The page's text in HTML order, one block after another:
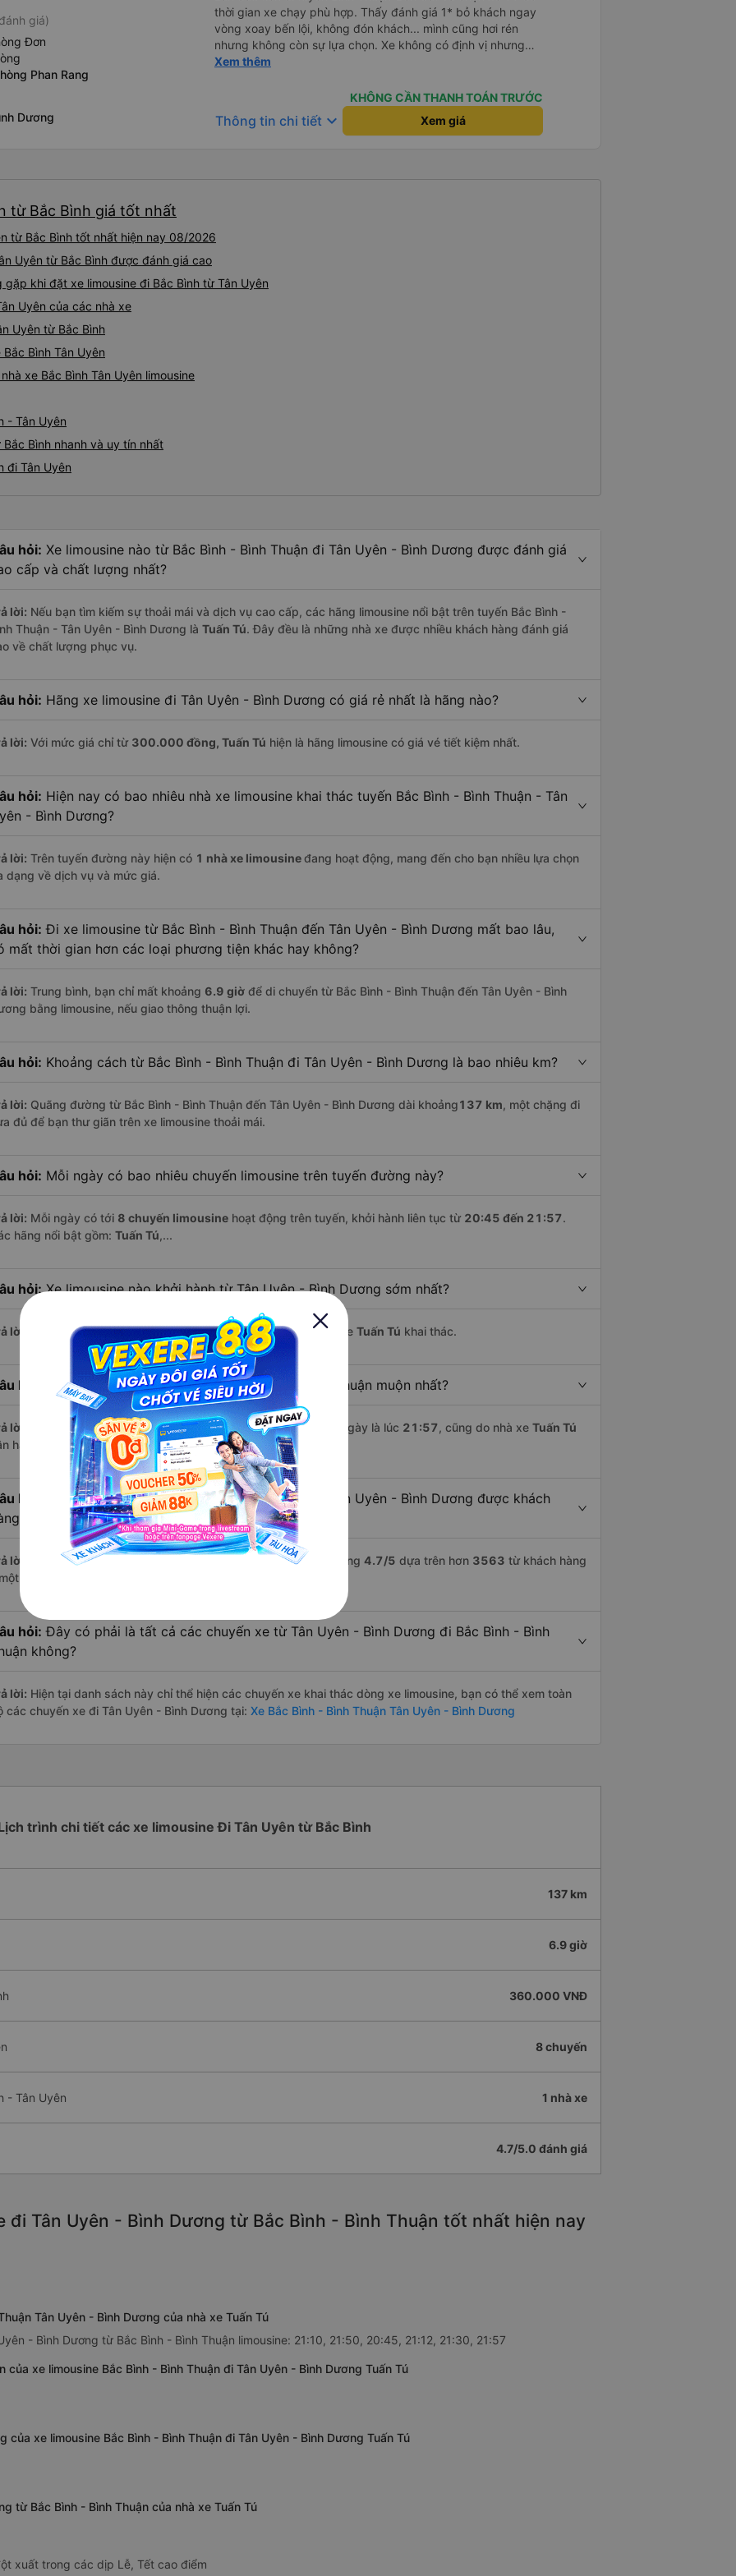
giá)
Đơn
Phan Rang
Dương
thời gian xe chạy phù hợp. Thấy đánh giá 1* bỏ khách ngay
vòng xoay bến lội, không đón khách... mình cũng hơi rén
nhưng không còn sự lựa chọn. Xe không có định vị nhưng
chạy đúng giờ, lệch có vài phút. Tài xế, phụ xe thân thiện,
nắp, nên hơi lạnh cứ phà phà. Điểm 10 cho chất lượng. Sẽ đi
Xem thêm
KHÔNG CẦN THANH TOÁN TRƯỚC
Thông tin chi tiết keyboard_arrow_down Xem giá
từ Bắc Bình giá tốt nhất
từ Bắc Bình tốt nhất hiện nay 08/2026
Uyên từ Bắc Bình được đánh giá cao
khi đặt xe limousine đi Bắc Bình từ Tân Uyên
Uyên của các nhà xe
Uyên từ Bắc Bình
Bình Tân Uyên
xe Bắc Bình Tân Uyên limousine
- Tân Uyên
Bình nhanh và uy tín nhất
đi Tân Uyên
hỏi: Xe limousine nào từ Bắc Bình - Bình Thuận đi Tân Uyên - Bình Dương được đánh giá
cấp và chất lượng nhất?
lời: Nếu bạn tìm kiếm sự thoải mái và dịch vụ cao cấp, các hãng limousine nổi bật trên tuyến Bắc Bình -
Thuận - Tân Uyên - Bình Dương là Tuấn Tú. Đây đều là những nhà xe được nhiều khách hàng đánh giá
về chất lượng phục vụ.
hỏi: Hãng xe limousine đi Tân Uyên - Bình Dương có giá rẻ nhất là hãng nào?
lời: Với mức giá chỉ từ 300.000 đồng, Tuấn Tú hiện là hãng limousine có giá vé tiết kiệm nhất.
hỏi: Hiện nay có bao nhiêu nhà xe limousine khai thác tuyến Bắc Bình - Bình Thuận - Tân
- Bình Dương?
lời: Trên tuyến đường này hiện có 1 nhà xe limousineđang hoạt động, mang đến cho bạn nhiều lựa chọn
dạng về dịch vụ và mức giá.
hỏi: Đi xe limousine từ Bắc Bình - Bình Thuận đến Tân Uyên - Bình Dương mất bao lâu,
mất thời gian hơn các loại phương tiện khác hay không?
lời: Trung bình, bạn chỉ mất khoảng 6.9 giờ để di chuyển từ Bắc Bình - Bình Thuận đến Tân Uyên - Bình
bằng limousine, nếu giao thông thuận lợi.
hỏi: Khoảng cách từ Bắc Bình - Bình Thuận đi Tân Uyên - Bình Dương là bao nhiêu km?
lời: Quãng đường từ Bắc Bình - Bình Thuận đến Tân Uyên - Bình Dương dài khoảng137 km, một chặng đi
đủ để bạn thư giãn trên xe limousine thoải mái.
hỏi: Mỗi ngày có bao nhiêu chuyến limousine trên tuyến đường này?
lời: Mỗi ngày có tới 8 chuyến limousine hoạt động trên tuyến, khởi hành liên tục từ 20:45 đến 21:57.
hãng nổi bật gồm: Tuấn Tú,...
hỏi:Xe limousine nào khởi hành từ Tân Uyên - Bình Dương sớm nhất?
lời: Chuyến limousine sớm nhất khởi hành lúc20:45, do nhà xe Tuấn Tú khai thác.
hỏi: Xe limousine nào khởi hành từ Bắc Bình - Bình Thuận muộn nhất?
lời: Nếu bạn muốn đi chuyến muộn, lựa chọn cuối cùng trong ngày là lúc 21:57, cũng do nhà xe Tuấn Tú
hành.
hỏi:
Xe limousine nào từ Bắc Bình - Bình Thuận đi Tân Uyên - Bình Dương được khách
đánh giá tốt nhất?
lời: Trong số các hãng, nổi bật nhất với điểm chất lượng 4.7/5 dựa trên hơn 3563 từ khách hàng
con số minh chứng cho dịch vụ cao cấp và uy tín.
hỏi: Đây có phải là tất cả các chuyến xe từ Tân Uyên - Bình Dương đi Bắc Bình - Bình
không?
lời: Hiện tại danh sách này chỉ thể hiện các chuyến xe khai thác dòng xe limousine, bạn có thể xem toàn
các chuyến xe đi Tân Uyên - Bình Dương tại: Xe Bắc Bình - Bình Thuận Tân Uyên - Bình Dương
trình chi tiết các xe limousine Đi Tân Uyên từ Bắc Bình
137 km
6.9 giờ
360.000 VNĐ
8 chuyến
- Tân Uyên 1 nhà xe
4.7/5.0 đánh giá
đi Tân Uyên - Bình Dương từ Bắc Bình - Bình Thuận tốt nhất hiện nay
Tân Uyên - Bình Dương của nhà xe Tuấn Tú
- Bình Dương từ Bắc Bình - Bình Thuận limousine: 21:10, 21:50, 20:45, 21:12, 21:30, 21:57
xe limousine Bắc Bình - Bình Thuận đi Tân Uyên - Bình Dương Tuấn Tú
xe limousine Bắc Bình - Bình Thuận đi Tân Uyên - Bình Dương Tuấn Tú
từ Bắc Bình - Bình Thuận của nhà xe Tuấn Tú
xuất trong các dịp Lễ, Tết cao điểm